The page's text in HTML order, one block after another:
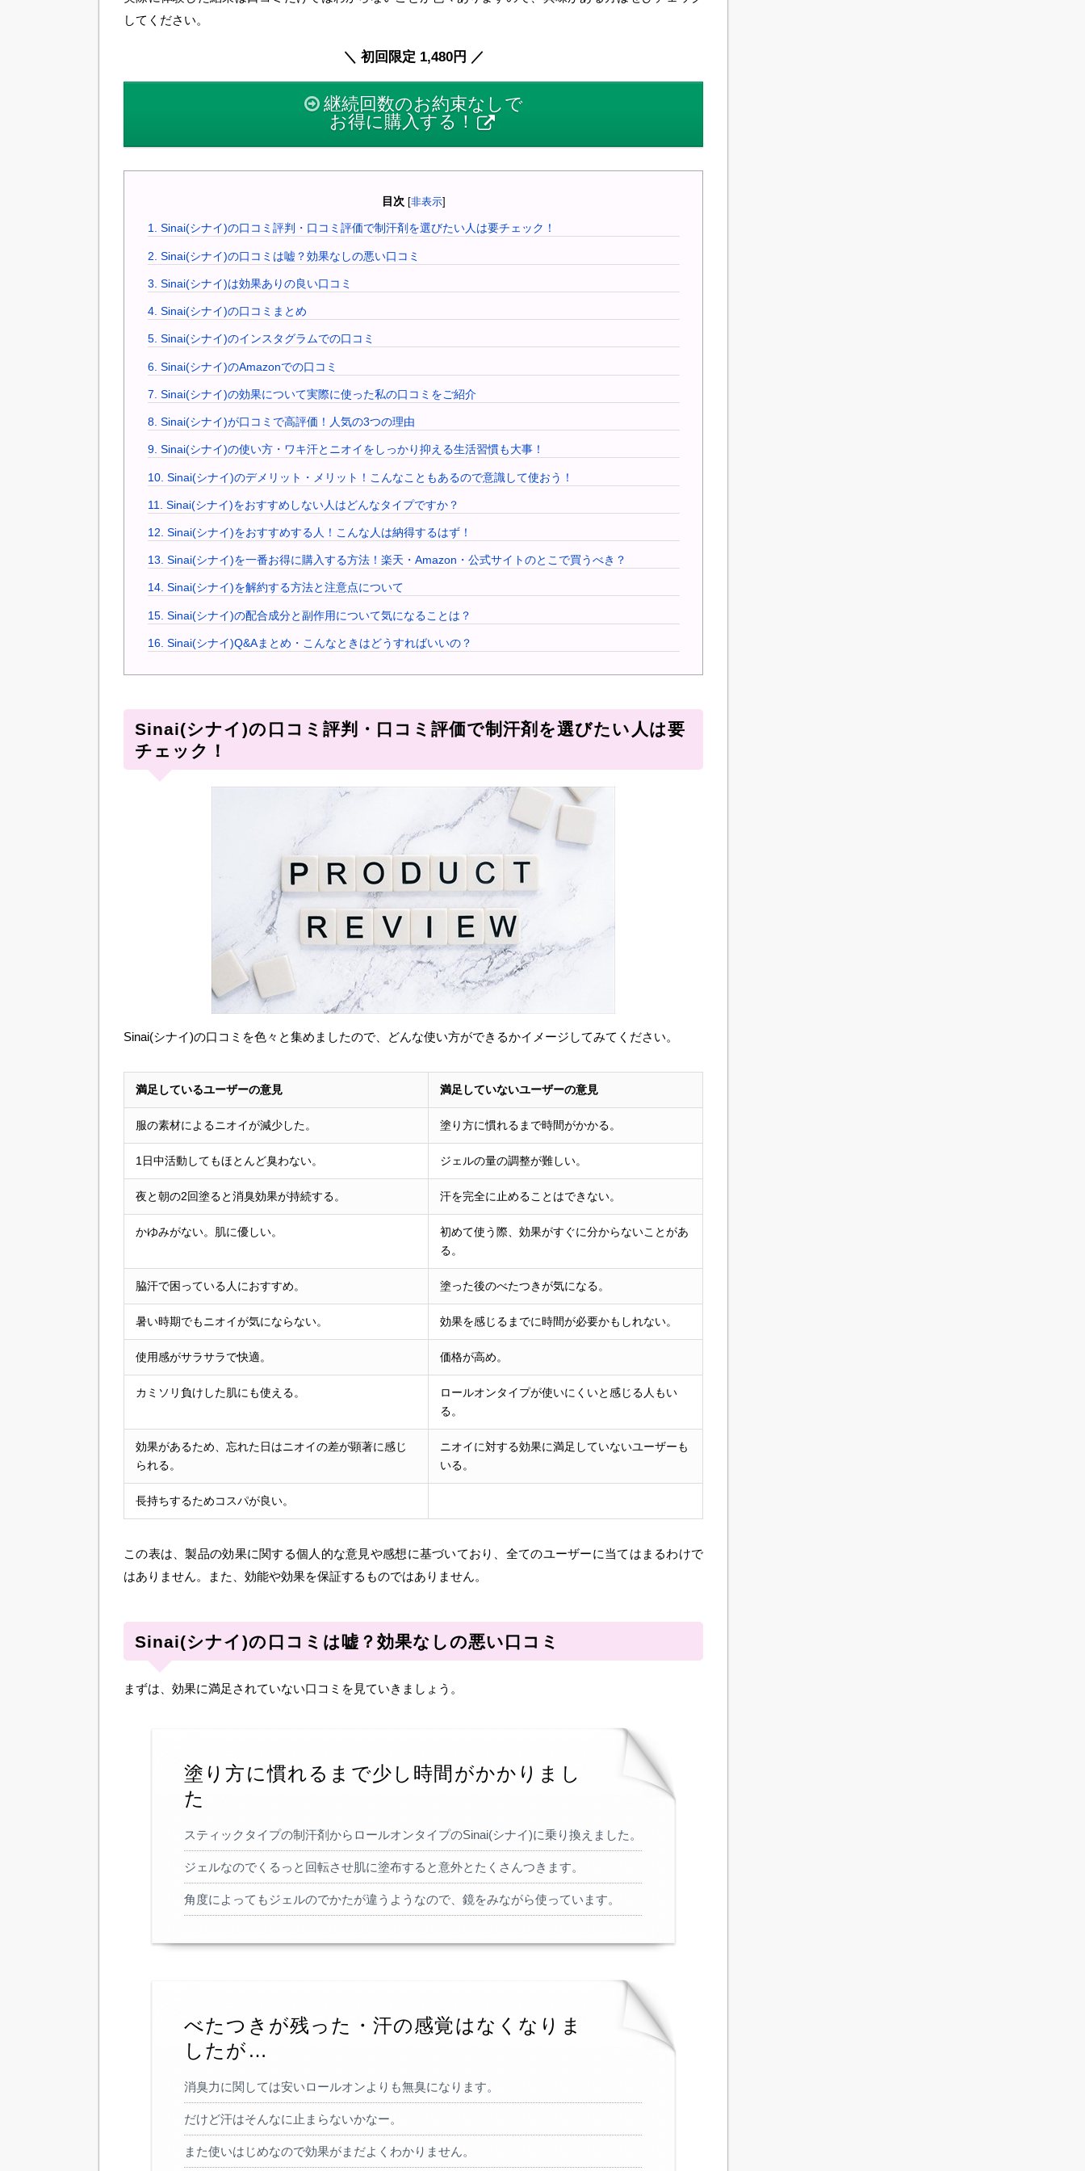
してください。
＼ 初回限定 1,480円 ／
継続回数のお約束なしで
お得に購入する！
目次 [非表示]
1. Sinai(シナイ)の口コミ評判・口コミ評価で制汗剤を選びたい人は要チェック！
2. Sinai(シナイ)の口コミは嘘？効果なしの悪い口コミ
3. Sinai(シナイ)は効果ありの良い口コミ
4. Sinai(シナイ)の口コミまとめ
5. Sinai(シナイ)のインスタグラムでの口コミ
6. Sinai(シナイ)のAmazonでの口コミ
7. Sinai(シナイ)の効果について実際に使った私の口コミをご紹介
8. Sinai(シナイ)が口コミで高評価！人気の3つの理由
9. Sinai(シナイ)の使い方・ワキ汗とニオイをしっかり抑える生活習慣も大事！
10. Sinai(シナイ)のデメリット・メリット！こんなこともあるので意識して使おう！
11. Sinai(シナイ)をおすすめしない人はどんなタイプですか？
12. Sinai(シナイ)をおすすめする人！こんな人は納得するはず！
13. Sinai(シナイ)を一番お得に購入する方法！楽天・Amazon・公式サイトのとこで買うべき？
14. Sinai(シナイ)を解約する方法と注意点について
15. Sinai(シナイ)の配合成分と副作用について気になることは？
16. Sinai(シナイ)Q&Aまとめ・こんなときはどうすればいいの？
Sinai(シナイ)の口コミ評判・口コミ評価で制汗剤を選びたい人は要
チェック！
Sinai(シナイ)の口コミを色々と集めましたので、どんな使い方ができるかイメージしてみてください。
満足しているユーザーの意見 満足していないユーザーの意見
服の素材によるニオイが減少した。 塗り方に慣れるまで時間がかかる。
1日中活動してもほとんど臭わない。 ジェルの量の調整が難しい。
夜と朝の2回塗ると消臭効果が持続する。 汗を完全に止めることはできない。
かゆみがない。肌に優しい。
初めて使う際、効果がすぐに分からないことがあ
る。
脇汗で困っている人におすすめ。 塗った後のべたつきが気になる。
暑い時期でもニオイが気にならない。 効果を感じるまでに時間が必要かもしれない。
使用感がサラサラで快適。 価格が高め。
カミソリ負けした肌にも使える。
ロールオンタイプが使いにくいと感じる人もい
る。
効果があるため、忘れた日はニオイの差が顕著に感じ
られる。
ニオイに対する効果に満足していないユーザーも
いる。
長持ちするためコスパが良い。
この表は、製品の効果に関する個人的な意見や感想に基づいており、全てのユーザーに当てはまるわけで
はありません。また、効能や効果を保証するものではありません。
Sinai(シナイ)の口コミは嘘？効果なしの悪い口コミ
まずは、効果に満足されていない口コミを見ていきましょう。
塗り方に慣れるまで少し時間がかかりまし
た
スティックタイプの制汗剤からロールオンタイプのSinai(シナイ)に乗り換えました。
ジェルなのでくるっと回転させ肌に塗布すると意外とたくさんつきます。
角度によってもジェルのでかたが違うようなので、鏡をみながら使っています。
べたつきが残った・汗の感覚はなくなりま
したが…
消臭力に関しては安いロールオンよりも無臭になります。
だけど汗はそんなに止まらないかなー。
また使いはじめなので効果がまだよくわかりません。